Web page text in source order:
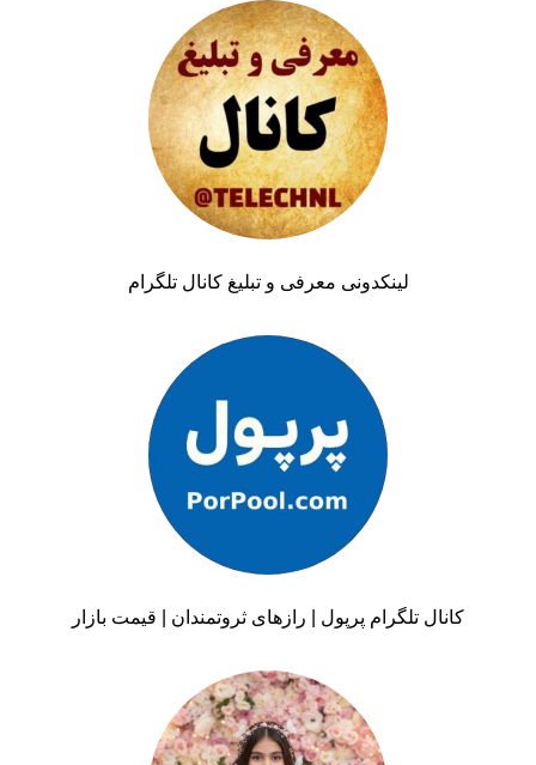
لینکدونی معرفی و تبلیغ کانال تلگرام
کانال تلگرام پرپول | رازهای ثروتمندان | قیمت بازار